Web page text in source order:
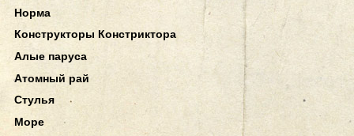
Норма
Конструкторы Констриктора
Алые паруса
Атомный рай
Стулья
Море